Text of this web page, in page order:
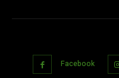
Facebook